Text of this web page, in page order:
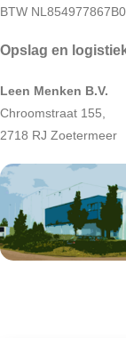
BTW
Opslag en
Leen Menken B.V.
Chroomstraat 155,
2718 RJ Zoetermeer